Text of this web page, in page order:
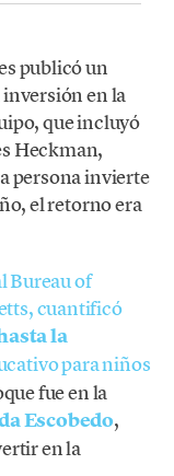
publicó un
en la
que incluyó
Heckman,
persona invierte
el retorno era
Bureau of
cuantificó
la
para niños
fue en la
Escobedo,
en la